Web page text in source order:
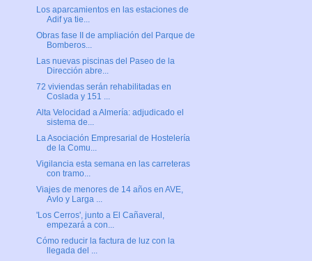
Los aparcamientos en las estaciones de
Adif ya tie...
Obras fase II de ampliación del Parque de
Bomberos...
Las nuevas piscinas del Paseo de la
Dirección abre...
72 viviendas serán rehabilitadas en
Coslada y 151 ...
Alta Velocidad a Almería: adjudicado el
sistema de...
La Asociación Empresarial de Hostelería
de la Comu...
Vigilancia esta semana en las carreteras
con tramo...
Viajes de menores de 14 años en AVE,
Avlo y Larga ...
'Los Cerros', junto a El Cañaveral,
empezará a con...
Cómo reducir la factura de luz con la
llegada del ...